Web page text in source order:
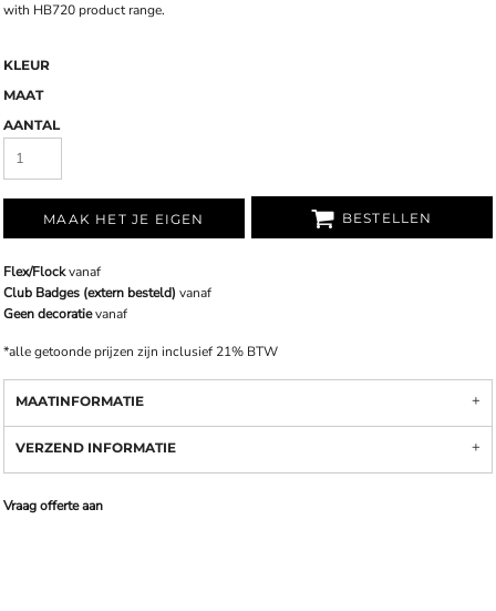
with HB720 product range.
KLEUR
MAAT
AANTAL
MAAK HET JE EIGEN BESTELLEN
Flex/Flockvanaf
Club Badges (extern besteld) vanaf
Geen decoratievanaf
*alle getoonde prijzen zijn inclusief 21% BTW
MAATINFORMATIE
VERZEND INFORMATIE
Vraag offerte aan